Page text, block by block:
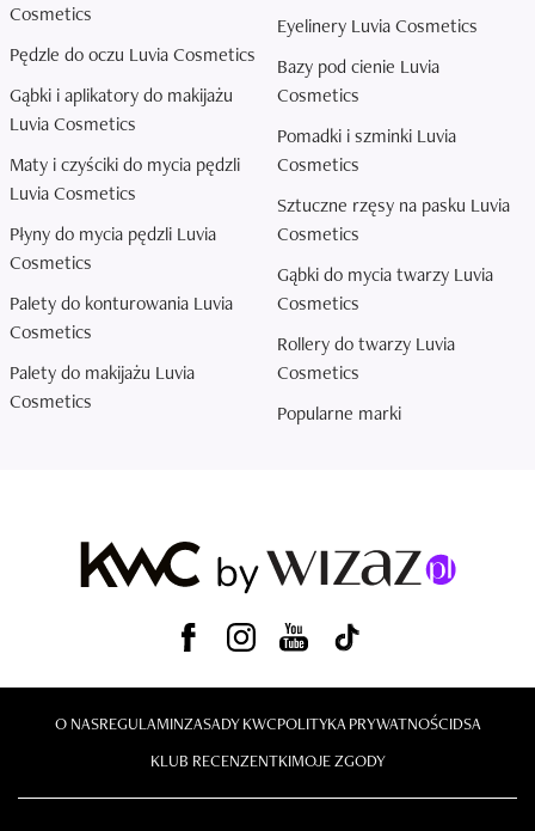
Cosmetics
Pędzle do oczu Luvia Cosmetics
Gąbki i aplikatory do makijażu
Luvia Cosmetics
Maty i czyściki do mycia pędzli
Luvia Cosmetics
Płyny do mycia pędzli Luvia
Cosmetics
Palety do konturowania Luvia
Cosmetics
Palety do makijażu Luvia
Cosmetics
Eyelinery Luvia Cosmetics
Bazy pod cienie Luvia
Cosmetics
Pomadki i szminki Luvia
Cosmetics
Sztuczne rzęsy na pasku Luvia
Cosmetics
Gąbki do mycia twarzy Luvia
Cosmetics
Rollery do twarzy Luvia
Cosmetics
Popularne marki
O NASREGULAMINZASADY KWCPOLITYKA PRYWATNOŚCIDSA
KLUB RECENZENTKIMOJE ZGODY